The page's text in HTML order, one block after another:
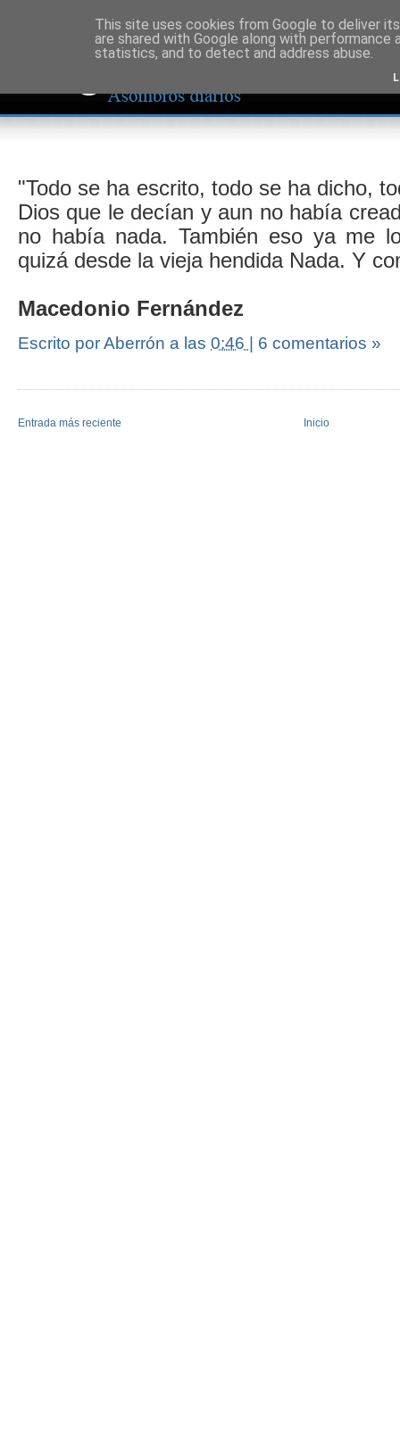
"Todo se ha escrito, todo se ha dicho,
Dios que le decían y aun no había
no había nada. También eso ya me
quizá desde la vieja hendida Nada. Y
Macedonio Fernández
Escrito por Aberrón a las 0:46 6 comentarios »
Entrada más reciente Inicio
This site uses cookies from Google to deliver
are shared with Google along with
statistics, and to detect and address abuse.